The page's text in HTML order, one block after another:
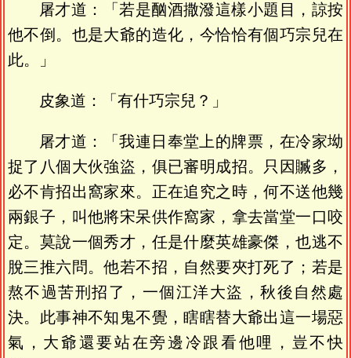
屠才道：「若是酗酒撒潑這樣小題目，諒按
他不倒。也是大爺的造化，今恰恰有個巧宗兒在
此。」
皮象道：「有什巧宗兒？」
屠才道：「我連日奉堂上的牌票，在冷家坳
捉了八個大伙強盜，俱已審明成招。只因贓多，
必不肯招出窩家來。正在追究之時，何不送他幾
兩銀子，叫他將宋呆供作窩家，拿去當堂一口咬
定。莫說一個秀才，任是什麼英雄豪傑，也逃不
脫三推六問。他若不招，自然要夾打死了；若是
熬不過苦刑招了，一個江洋大盜，秋後自然處
決。此事神不知鬼不覺，瞎瞎替大爺出這一場惡
氣，大爺還要站在旁邊冷跟看他哩，豈不快